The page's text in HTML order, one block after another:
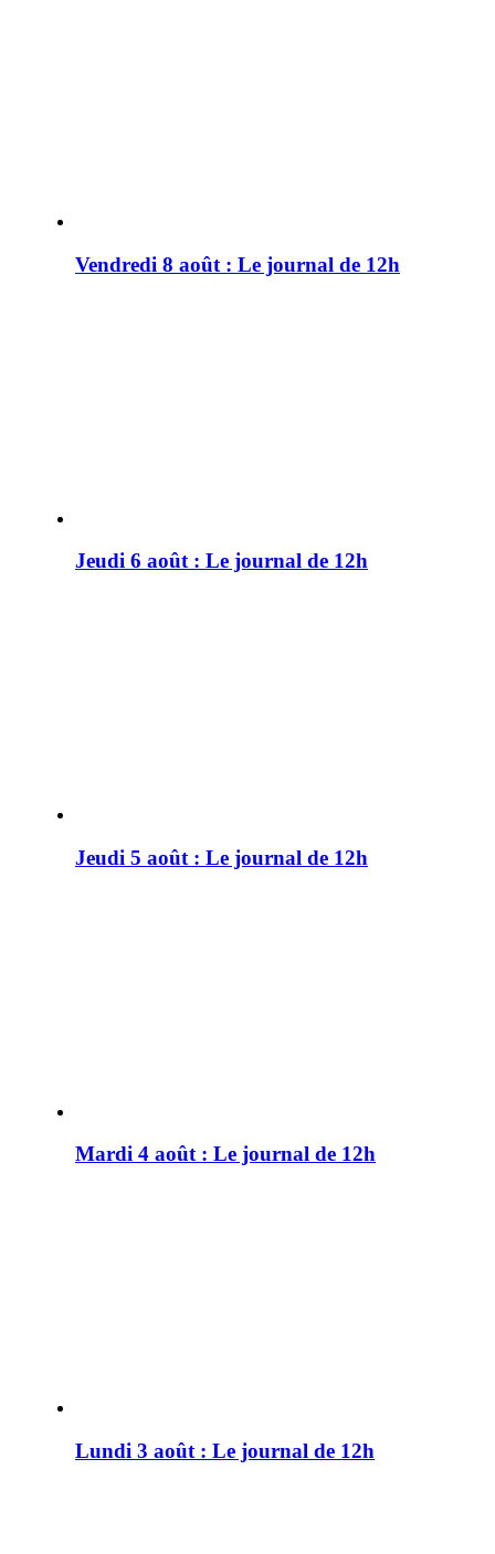
Vendredi 8 août : Le journal de 12h
Jeudi 6 août : Le journal de 12h
Jeudi 5 août : Le journal de 12h
Mardi 4 août : Le journal de 12h
Lundi 3 août : Le journal de 12h